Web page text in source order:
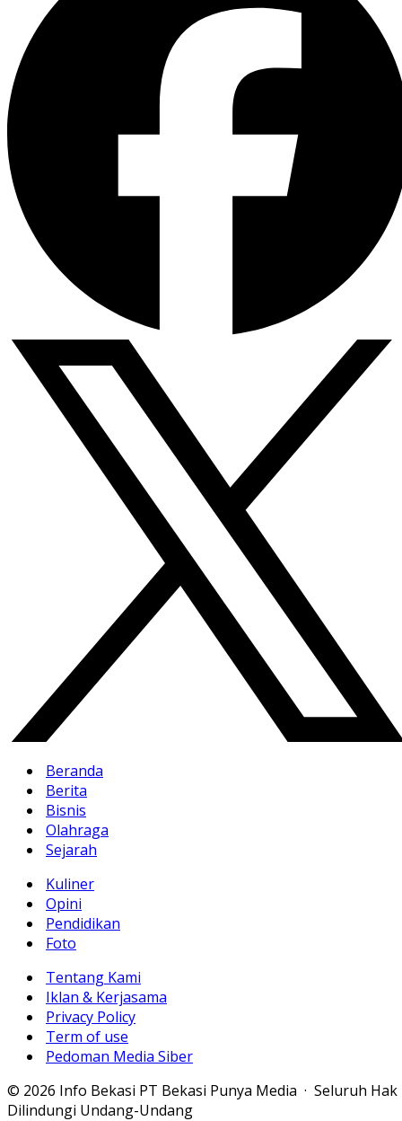
Beranda
Berita
Bisnis
Olahraga
Sejarah
Kuliner
Opini
Pendidikan
Foto
Tentang Kami
Iklan & Kerjasama
Privacy Policy
Term of use
Pedoman Media Siber
© 2026 Info Bekasi PT Bekasi Punya Media · Seluruh Hak
Dilindungi Undang-Undang